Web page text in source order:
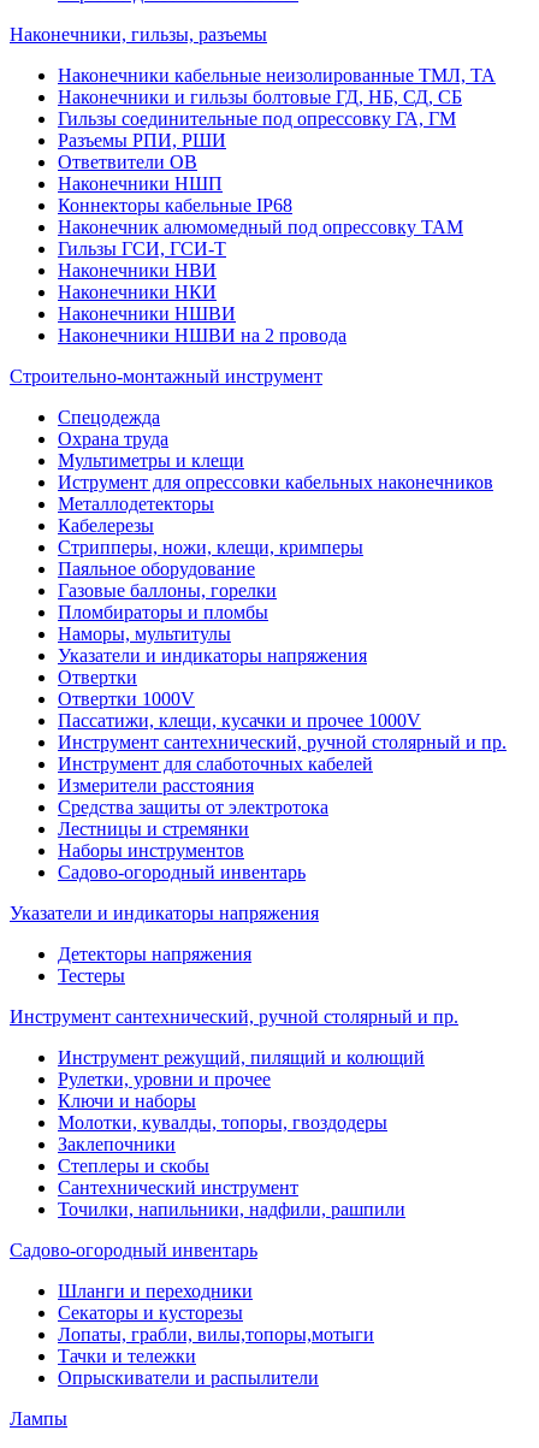
Наконечники, гильзы, разъемы
Наконечники кабельные неизолированные ТМЛ, ТА
Наконечники и гильзы болтовые ГД, НБ, СД, СБ
Гильзы соединительные под опрессовку ГА, ГМ
Разъемы РПИ, РШИ
Ответвители ОВ
Наконечники НШП
Коннекторы кабельные IP68
Наконечник алюмомедный под опрессовку ТАМ
Гильзы ГСИ, ГСИ-Т
Наконечники НВИ
Наконечники НКИ
Наконечники НШВИ
Наконечники НШВИ на 2 провода
Строительно-монтажный инструмент
Спецодежда
Охрана труда
Мультиметры и клещи
Иструмент для опрессовки кабельных наконечников
Металлодетекторы
Кабелерезы
Стрипперы, ножи, клещи, кримперы
Паяльное оборудование
Газовые баллоны, горелки
Пломбираторы и пломбы
Наморы, мультитулы
Указатели и индикаторы напряжения
Отвертки
Отвертки 1000V
Пассатижи, клещи, кусачки и прочее 1000V
Инструмент сантехнический, ручной столярный и пр.
Инструмент для слаботочных кабелей
Измерители расстояния
Средства защиты от электротока
Лестницы и стремянки
Наборы инструментов
Садово-огородный инвентарь
Указатели и индикаторы напряжения
Детекторы напряжения
Тестеры
Инструмент сантехнический, ручной столярный и пр.
Инструмент режущий, пилящий и колющий
Рулетки, уровни и прочее
Ключи и наборы
Молотки, кувалды, топоры, гвоздодеры
Заклепочники
Степлеры и скобы
Сантехнический инструмент
Точилки, напильники, надфили, рашпили
Садово-огородный инвентарь
Шланги и переходники
Секаторы и кусторезы
Лопаты, грабли, вилы,топоры,мотыги
Тачки и тележки
Опрыскиватели и распылители
Лампы